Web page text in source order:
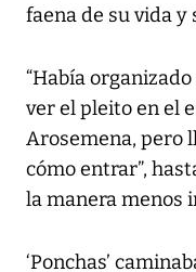
faena de su vida
“Había
ver el pleito en el
Arosemena, pero
cómo entrar”,
la manera menos
‘Ponchas’